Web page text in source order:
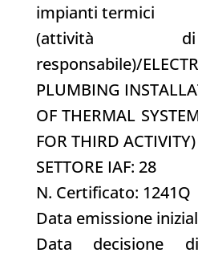
impianti termici
(attività
responsabile)/
PLUMBING
OF THERMAL
FOR THIRD ACTIVITY)
SETTORE IAF: 28
N. Certificato: 1241Q
Data emissione
Data decisione